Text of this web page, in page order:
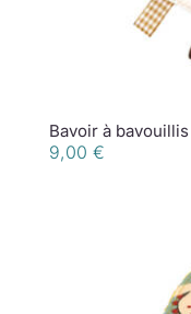
Bavoir à
9,00 €